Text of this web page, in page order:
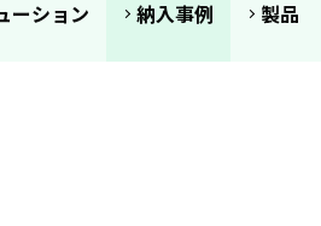
ーション 納入事例 製品